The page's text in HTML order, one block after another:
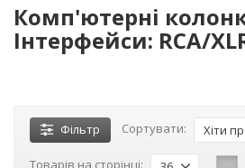
Комп'ютерні
Інтерфейси: RCA/
Фільтр Сортувати: Хіти
Товарів на сторінці: